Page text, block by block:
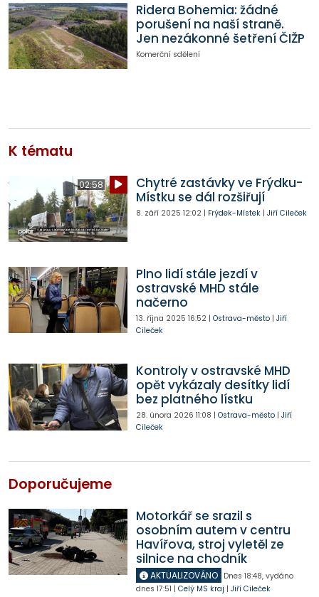
Ridera Bohemia: žádné
porušení na naší straně.
Jen nezákonné šetření ČIŽP
Komerční sdělení
K tématu
02:58
Chytré zastávky ve Frýdku-
Místku se dál rozšiřují
8. září 2025 12:02| Frýdek-Místek| Jiří Cileček
Plno lidí stále jezdí v
ostravské MHD stále
načerno
13. října 2025 16:52| Ostrava-město| Jiří
Cileček
Kontroly v ostravské MHD
opět vykázaly desítky lidí
bez platného lístku
28. února 2026 11:08 | Ostrava-město| Jiří
Cileček
Doporučujeme
Motorkář se srazil s
osobním autem v centru
Havířova, stroj vyletěl ze
silnice na chodník
AKTUALIZOVÁNO Dnes 18:48, vydáno
dnes 17:51 | Celý MS kraj | Jiří Cileček